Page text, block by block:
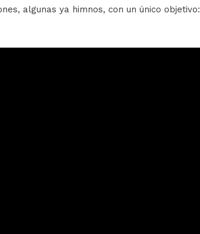
algunas ya himnos, con un único objetivo: